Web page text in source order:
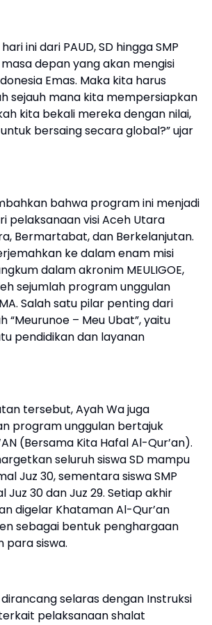
ini dari PAUD, SD hingga SMP
depan yang akan mengisi
Emas. Maka kita harus
sejauh mana kita mempersiapkan
kita bekali mereka dengan nilai,
bersaing secara global?” ujar
bahwa program ini menjadi
pelaksanaan visi Aceh Utara
Bermartabat, dan Berkelanjutan.
ke dalam enam misi
dalam akronim MEULIGOE,
sejumlah program unggulan
Salah satu pilar penting dari
“Meurunoe – Meu Ubat”, yaitu
pendidikan dan layanan
tersebut, Ayah Wa juga
program unggulan bertajuk
(Bersama Kita Hafal Al-Qur’an).
seluruh siswa SD mampu
Juz 30, sementara siswa SMP
30 dan Juz 29. Setiap akhir
digelar Khataman Al-Qur’an
sebagai bentuk penghargaan
para siswa.
selaras dengan Instruksi
pelaksanaan shalat